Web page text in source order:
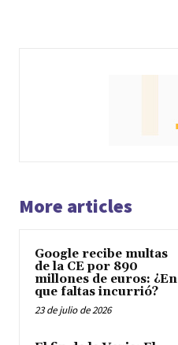
More articles
Google recibe multas
de la CE por 890
millones de euros: ¿En
que faltas incurrió?
23 de julio de 2026